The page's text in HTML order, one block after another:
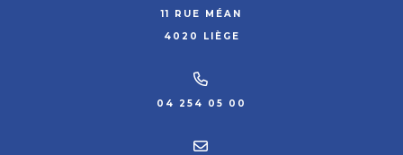
11 RUE MÉAN
4020 LIÈGE
04 254 05 00